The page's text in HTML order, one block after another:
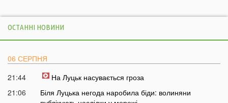
ОСТАННІ НОВИНИ
06 СЕРПНЯ
21:44
На Луцьк насувається гроза
21:06
Біля Луцька негода наробила біди: волиняни